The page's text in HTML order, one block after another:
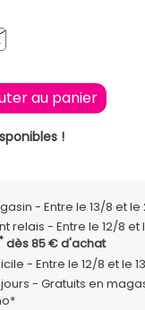
XXL
au panier
!
Entre le 13/8 et le
relais
Entre le 12/8 et
dès 85 € d'achat
Entre le 12/8 et le
jours - Gratuits en